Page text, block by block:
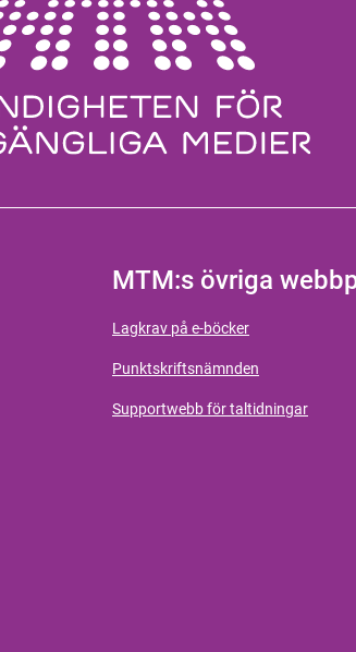
MTM:s övriga
Lagkrav på e-böcker
Punktskriftsnämnden
Supportwebb för taltidningar